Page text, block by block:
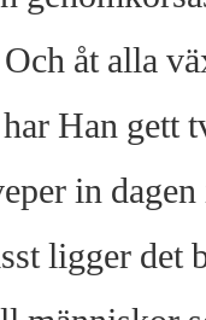
åt alla
Han gett
in
ligger det